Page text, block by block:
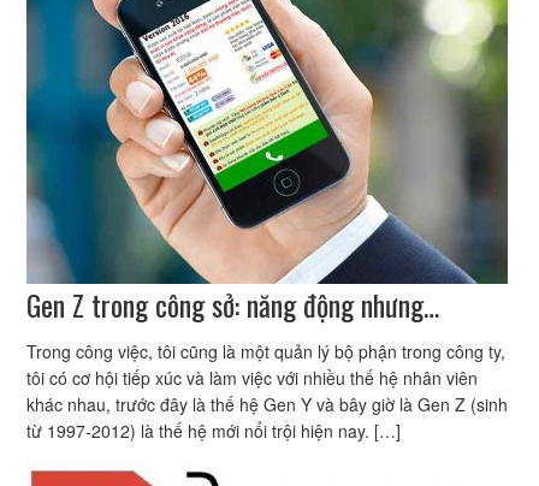
Gen Z trong công sở: năng động nhưng…
Trong công việc, tôi cũng là một quản lý bộ phận trong công ty,
tôi có cơ hội tiếp xúc và làm việc với nhiều thế hệ nhân viên
khác nhau, trước đây là thế hệ Gen Y và bây giờ là Gen Z (sinh
từ 1997-2012) là thế hệ mới nổi trội hiện nay. […]